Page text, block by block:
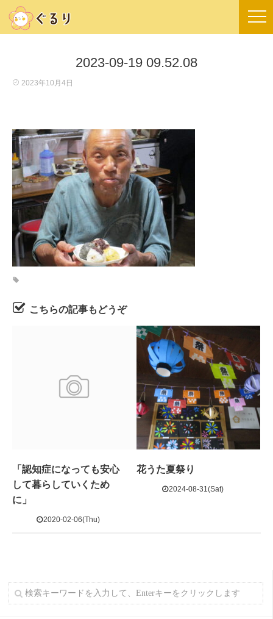
2023-09-19 09.52.08
2023年10月4日
こちらの記事もどうぞ
「認知症になっても安心
して暮らしていくため
に」
2020-02-06(Thu)
花うた夏祭り
2024-08-31(Sat)